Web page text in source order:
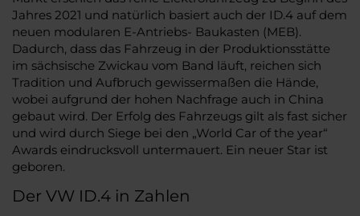
Jahres 2021 und natürlich basiert auch der ID.4 auf dem
neuen modularen E-Antriebs- Baukasten (MEB).
Dadurch, dass das Fahrzeug in der Produktionsstätte
im sächsische Zwickau vom Band läuft, reichen sich
Tradition und Aufbruch gewissermaßen die Hände,
wobei aufgrund der hohen Nachfrage auch in China
gebaut wird. Der Erfolg des Fahrzeugs gilt als fast sicher
und wird durch Siege bei den „World Car of the year“
Awards eindrucksvoll untermauert. Ein neuer Star ist
geboren.
Der VW ID.4 in Zahlen